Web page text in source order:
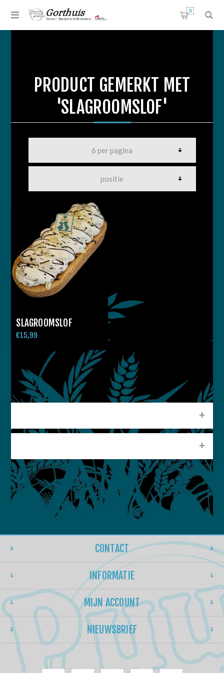
0
PRODUCT GEMERKT MET
'SLAGROOMSLOF'
SLAGROOMSLOF
€15,99
CONTACT
INFORMATIE
MIJN ACCOUNT
NIEUWSBRIEF